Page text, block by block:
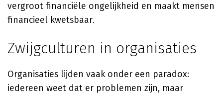
vergroot financiële ongelijkheid en maakt mensen
financieel kwetsbaar.
Zwijgculturen in organisaties
Organisaties lijden vaak onder een paradox:
iedereen weet dat er problemen zijn, maar